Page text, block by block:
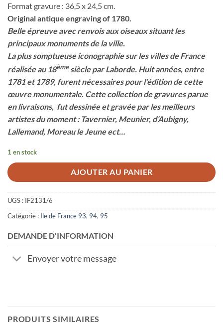
Format gravure : 36,5 x 24,5 cm.
Original antique engraving of 1780.
Belle épreuve avec renvois aux oiseaux situant les
principaux monuments de la ville.
La plus somptueuse iconographie sur les villes de France
réalisée au 18èmesiècle par Laborde. Huit années, entre
1781 et 1789, furent nécessaires pour l’édition de cette
œuvre monumentale. Cette collection de gravures parue
en livraisons, fut dessinée et gravée par les meilleurs
artistes du moment : Tavernier, Meunier, d’Aubigny,
Lallemand, Moreau le Jeune ect…
1 en stock
AJOUTER AU PANIER
UGS : IF2131/6
Catégorie : Ile de France 93, 94, 95
DEMANDE D'INFORMATION
Envoyer votre message
PRODUITS SIMILAIRES